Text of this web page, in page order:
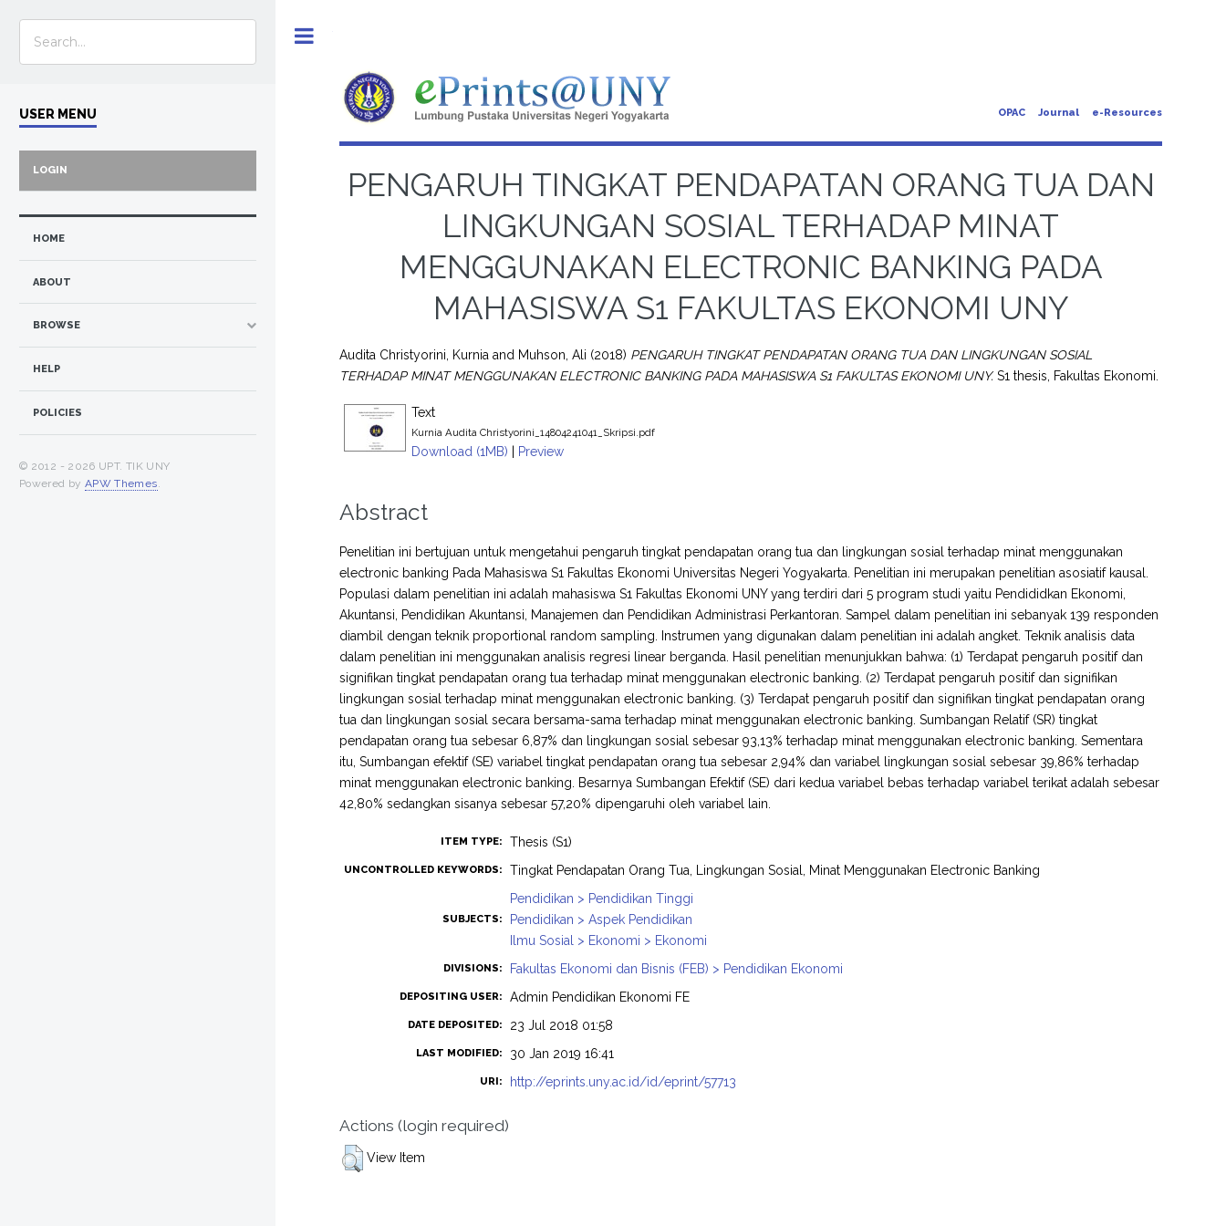
OPAC Journal e-Resources
PENGARUH TINGKAT PENDAPATAN ORANG TUA DAN
LINGKUNGAN SOSIAL TERHADAP MINAT
MENGGUNAKAN ELECTRONIC BANKING PADA
MAHASISWA S1 FAKULTAS EKONOMI UNY
Audita Christyorini, Kurnia and Muhson, Ali (2018) PENGARUH TINGKAT PENDAPATAN ORANG TUA DAN LINGKUNGAN SOSIAL
TERHADAP MINAT MENGGUNAKAN ELECTRONIC BANKING PADA MAHASISWA S1 FAKULTAS EKONOMI UNY. S1 thesis, Fakultas Ekonomi.
Text
Kurnia Audita Christyorini_14804241041_Skripsi.pdf
Download (1MB) | Preview
Abstract
Penelitian ini bertujuan untuk mengetahui pengaruh tingkat pendapatan orang tua dan lingkungan sosial terhadap minat menggunakan
electronic banking Pada Mahasiswa S1 Fakultas Ekonomi Universitas Negeri Yogyakarta. Penelitian ini merupakan penelitian asosiatif kausal.
Populasi dalam penelitian ini adalah mahasiswa S1 Fakultas Ekonomi UNY yang terdiri dari 5 program studi yaitu Pendididkan Ekonomi,
Akuntansi, Pendidikan Akuntansi, Manajemen dan Pendidikan Administrasi Perkantoran. Sampel dalam penelitian ini sebanyak 139 responden
diambil dengan teknik proportional random sampling. Instrumen yang digunakan dalam penelitian ini adalah angket. Teknik analisis data
dalam penelitian ini menggunakan analisis regresi linear berganda. Hasil penelitian menunjukkan bahwa: (1) Terdapat pengaruh positif dan
signifikan tingkat pendapatan orang tua terhadap minat menggunakan electronic banking. (2) Terdapat pengaruh positif dan signifikan
lingkungan sosial terhadap minat menggunakan electronic banking. (3) Terdapat pengaruh positif dan signifikan tingkat pendapatan orang
tua dan lingkungan sosial secara bersama-sama terhadap minat menggunakan electronic banking. Sumbangan Relatif (SR) tingkat
pendapatan orang tua sebesar 6,87% dan lingkungan sosial sebesar 93,13% terhadap minat menggunakan electronic banking. Sementara
itu, Sumbangan efektif (SE) variabel tingkat pendapatan orang tua sebesar 2,94% dan variabel lingkungan sosial sebesar 39,86% terhadap
minat menggunakan electronic banking. Besarnya Sumbangan Efektif (SE) dari kedua variabel bebas terhadap variabel terikat adalah sebesar
42,80% sedangkan sisanya sebesar 57,20% dipengaruhi oleh variabel lain.
ITEM TYPE: Thesis (S1)
UNCONTROLLED KEYWORDS: Tingkat Pendapatan Orang Tua, Lingkungan Sosial, Minat Menggunakan Electronic Banking
SUBJECTS:
Pendidikan > Pendidikan Tinggi
Pendidikan > Aspek Pendidikan
Ilmu Sosial > Ekonomi > Ekonomi
DIVISIONS: Fakultas Ekonomi dan Bisnis (FEB) > Pendidikan Ekonomi
DEPOSITING USER: Admin Pendidikan Ekonomi FE
DATE DEPOSITED: 23 Jul 2018 01:58
LAST MODIFIED: 30 Jan 2019 16:41
URI: http://eprints.uny.ac.id/id/eprint/57713
Actions (login required)
View Item
USER MENU
LOGIN
HOME
ABOUT
BROWSE
HELP
POLICIES
© 2012 - 2026 UPT. TIK UNY
Powered by APW Themes